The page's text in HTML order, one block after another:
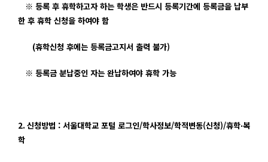
※ 등록 후 휴학하고자 하는 학생은 반드시 등록기간에 등록금을 납부
한 후 휴학 신청을 하여야 함
(휴학신청 후에는 등록금고지서 출력 불가)
※ 등록금 분납중인 자는 완납하여야 휴학 가능
2. 신청방법 : 서울대학교 포털 로그인/학사정보/학적변동(신청)/휴학‧복
학